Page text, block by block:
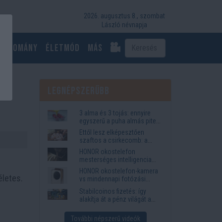
2026. augusztus 8., szombat
László névnapja
Tudomány Életmód más
3 alma és 3 tojás: ennyire
egyszerű a puha almás pite
titka
Ettől lesz elképesztően
szaftos a csirkecomb: a
sörös pác a titok
HONOR okostelefon
mesterséges intelligencia
funkciók, amelyek
megkönnyítik az életet
HONOR okostelefon-kamera
vs mindennapi fotózási
igények
Stabilcoinos fizetés: így
alakítja át a pénz világát a
Western Union
További népszerű videók